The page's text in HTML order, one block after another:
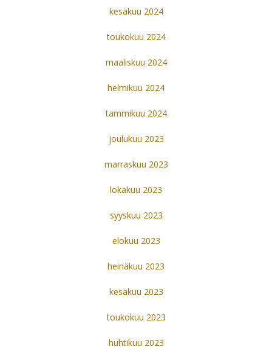
kesäkuu 2024
toukokuu 2024
maaliskuu 2024
helmikuu 2024
tammikuu 2024
joulukuu 2023
marraskuu 2023
lokakuu 2023
syyskuu 2023
elokuu 2023
heinäkuu 2023
kesäkuu 2023
toukokuu 2023
huhtikuu 2023